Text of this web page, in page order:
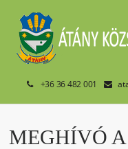
+36 36 482 001
MEGHÍVÓ